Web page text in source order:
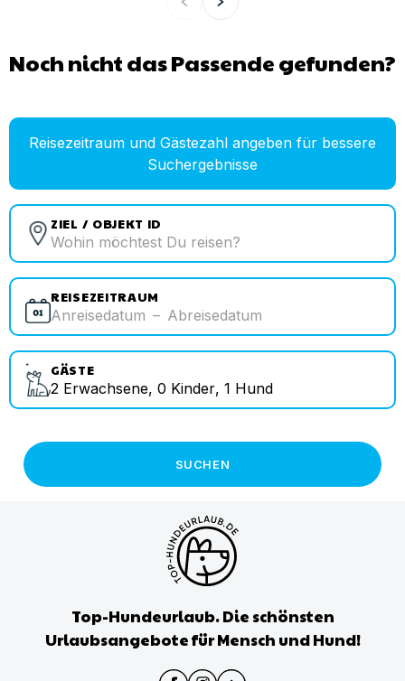
Noch nicht das Passende gefunden?
Reisezeitraum und Gästezahl angeben für bessere
Suchergebnisse
ZIEL / OBJEKT ID
REISEZEITRAUM
Anreisedatum – Abreisedatum
GÄSTE
2 Erwachsene, 0 Kinder, 1 Hund
SUCHEN
Top-Hundeurlaub. Die schönsten
Urlaubsangebote für Mensch und Hund!